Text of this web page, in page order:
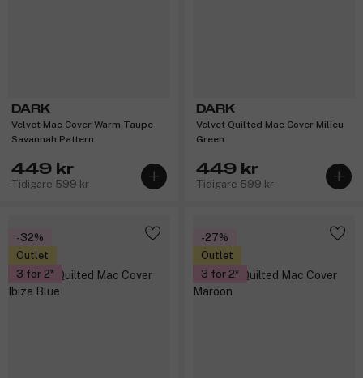
DARK
Velvet Mac Cover Warm Taupe
Savannah Pattern
449 kr
Tidigare 599 kr
DARK
Velvet Quilted Mac Cover Milieu
Green
449 kr
Tidigare 599 kr
-32%
Outlet
3 för 2
-27%
Outlet
3 för 2